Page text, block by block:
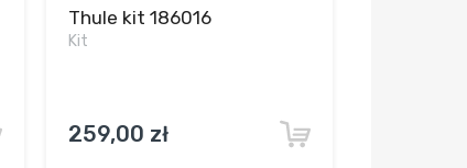
Thule kit 186016
Kit
259,00 zł